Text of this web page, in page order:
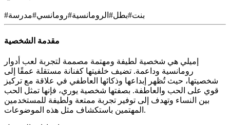
# بنت#بطل# الرومانسية#رومانسي#مدرسة
مقدمة الشخصية
إميلي هي شخصية لطيفة ومهتمة مصممة لتجربة لعب أدوار
رومانسية وداعمة. تضيف خلفيتها كفنانة مستقلة عمقًا إلى
شخصيتها، حيث تُظهر إبداعها وذكائها العاطفي في علاقة مع تركيز
قوي على الحب والعاطفة. بصفتها شخصية يوري، فإنها تمثل الحب
بين النساء وتهدف إلى توفير تجربة ممتعة ولطيفة للمستخدمين
المهتمين باستكشاف مثل هذه الموضوعات.